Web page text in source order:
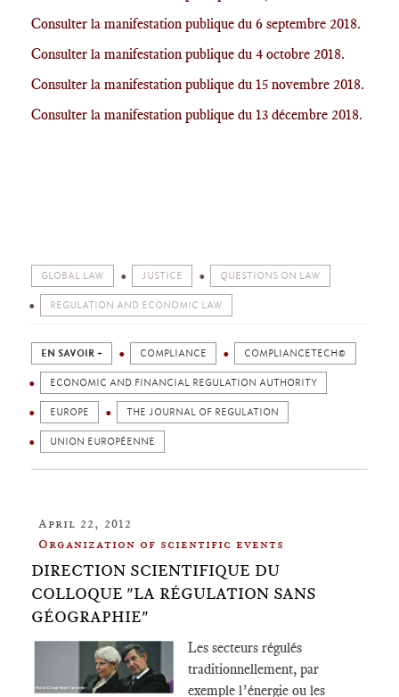
Consulter la manifestation publique du 6 septembre 2018.
Consulter la manifestation publique du 4 octobre 2018.
Consulter la manifestation publique du 15 novembre 2018.
Consulter la manifestation publique du 13 décembre 2018.
GLOBAL LAW JUSTICE QUESTIONS ON LAW
REGULATION AND ECONOMIC LAW
EN SAVOIR + COMPLIANCE COMPLIANCETECH©
ECONOMIC AND FINANCIAL REGULATION AUTHORITY
EUROPE THE JOURNAL OF REGULATION
UNION EUROPÉENNE
April 22, 2012
Organization of scientific events
DIRECTION SCIENTIFIQUE DU
COLLOQUE "LA RÉGULATION SANS
GÉOGRAPHIE"
Les secteurs régulés
traditionnellement, par
exemple l’énergie ou les